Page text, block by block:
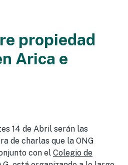
propiedad
Arica e
14 de Abril serán las
de charlas que la ONG
con el Colegio de